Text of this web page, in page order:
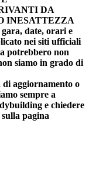
DA
INESATTEZZA
date, orari e
nei siti ufficiali
potrebbero non
siamo in grado di
aggiornamento o
sempre a
e chiedere
pagina